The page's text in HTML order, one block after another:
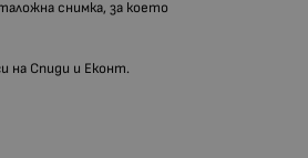
снимка, за което
на Спиди и Еконт.